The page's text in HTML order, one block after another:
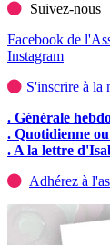
Suivez-nous
Facebook de
Instagram
S'inscrire à la
. Générale
. Quotidienne
. A la lettre
Adhérez à